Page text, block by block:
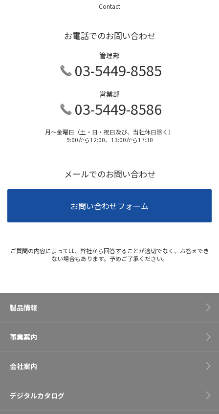
Contact
お電話でのお問い合わせ
管理部
03-5449-8585
営業部
03-5449-8586
月～金曜日（土・日・祝日及び、当社休日除く）
9:00から12:00、13:00から17:30
メールでのお問い合わせ
お問い合わせフォーム
ご質問の内容によっては、弊社から回答することが適切でなく、お答えでき
ない場合もあります。予めご了承ください。
製品情報
事業案内
会社案内
デジタルカタログ